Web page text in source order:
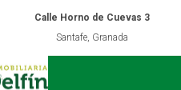
Calle Horno de Cuevas 3
Santafe, Granada